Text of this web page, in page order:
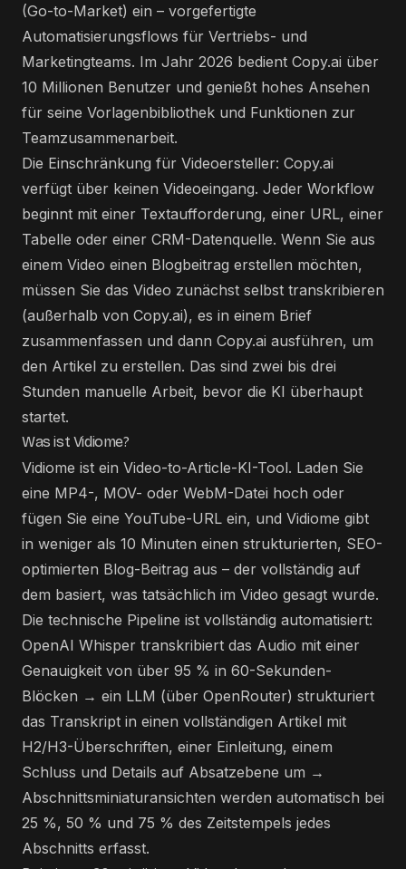
(Go-to-Market) ein – vorgefertigte
Automatisierungsflows für Vertriebs- und
Marketingteams. Im Jahr 2026 bedient Copy.ai über
10 Millionen Benutzer und genießt hohes Ansehen
für seine Vorlagenbibliothek und Funktionen zur
Teamzusammenarbeit.
Die Einschränkung für Videoersteller: Copy.ai
verfügt über keinen Videoeingang. Jeder Workflow
beginnt mit einer Textaufforderung, einer URL, einer
Tabelle oder einer CRM-Datenquelle. Wenn Sie aus
einem Video einen Blogbeitrag erstellen möchten,
müssen Sie das Video zunächst selbst transkribieren
(außerhalb von Copy.ai), es in einem Brief
zusammenfassen und dann Copy.ai ausführen, um
den Artikel zu erstellen. Das sind zwei bis drei
Stunden manuelle Arbeit, bevor die KI überhaupt
startet.
Was ist Vidiome?
Vidiome ist ein Video-to-Article-KI-Tool. Laden Sie
eine MP4-, MOV- oder WebM-Datei hoch oder
fügen Sie eine YouTube-URL ein, und Vidiome gibt
in weniger als 10 Minuten einen strukturierten, SEO-
optimierten Blog-Beitrag aus – der vollständig auf
dem basiert, was tatsächlich im Video gesagt wurde.
Die technische Pipeline ist vollständig automatisiert:
OpenAI Whisper transkribiert das Audio mit einer
Genauigkeit von über 95 % in 60-Sekunden-
Blöcken → ein LLM (über OpenRouter) strukturiert
das Transkript in einen vollständigen Artikel mit
H2/H3-Überschriften, einer Einleitung, einem
Schluss und Details auf Absatzebene um →
Abschnittsminiaturansichten werden automatisch bei
25 %, 50 % und 75 % des Zeitstempels jedes
Abschnitts erfasst.